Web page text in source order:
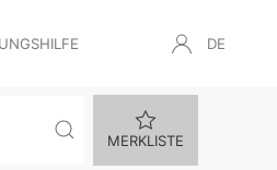
DE
MERKLISTE